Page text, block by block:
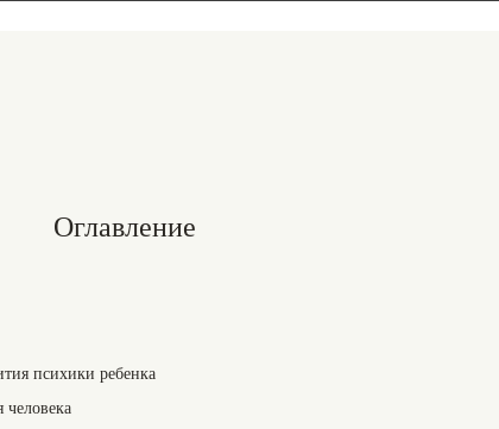
Оглавление
психики ребенка